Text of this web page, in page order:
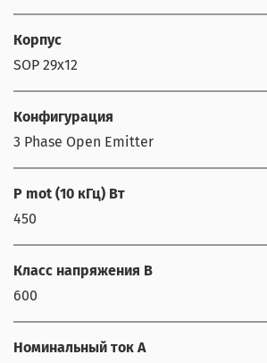
Корпус
SOP 29x12
Конфигурация
3 Phase Open Emitter
P mot (10 кГц) Вт
450
Класс напряжения В
600
Номинальный ток А